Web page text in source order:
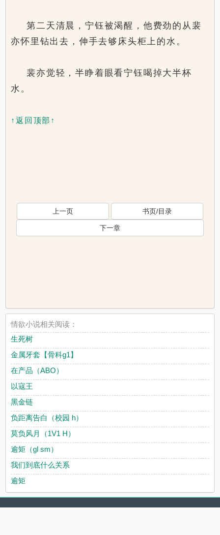
第二天清晨，宁钰被渴醒，他费劲的从裴
亦怀里钻出去，伸手去够床头柜上的水。
裴亦觉轻，半睁着眼看宁钰喝掉大半杯
水。
↑返回顶部↑
上一页 书页/目录
下一章
情欲小说相关阅读：
生死树
金属牙套【骨科g1】
在产品（ABO）
以寇王
黑金链
负距离告白（校园 h）
莫负风月（1V1 H）
逾矩（gl sm）
我们到底什么关系
逾矩